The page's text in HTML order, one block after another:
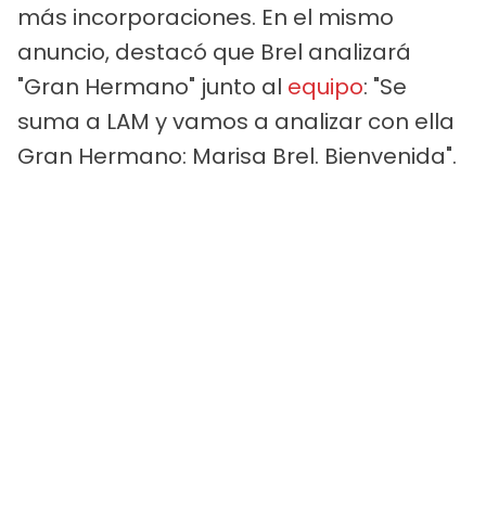
más incorporaciones. En el mismo
anuncio, destacó que Brel analizará
"Gran Hermano" junto al equipo: "Se
suma a LAM y vamos a analizar con ella
Gran Hermano: Marisa Brel. Bienvenida".